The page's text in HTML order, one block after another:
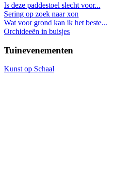
Is deze paddestoel slecht voor...
Sering op zoek naar xon
Wat voor grond kan ik het beste...
Orchideeën in buisjes
Tuinevenementen
Kunst op Schaal